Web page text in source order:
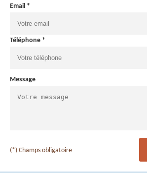
Email *
Téléphone *
Message
(*) Champs obligatoire